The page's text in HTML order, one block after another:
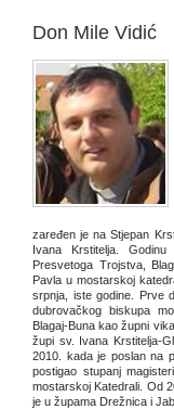
Don Mile Vidić
zaređen je na Stjepan
Ivana Krstitelja.
Presvetoga Trojstva,
Pavla u mostarskoj
srpnja, iste godine. Prve
dubrovačkog biskupa
Blagaj-Buna kao župni
župi sv. Ivana Krstitelja-
2010. kada je poslan na
postigao stupanj
mostarskoj Katedrali. Od
je u župama Drežnica i